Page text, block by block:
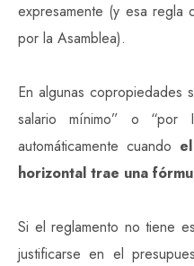
expresamente (y esa regla
por la Asamblea).
En algunas
salario mínimo” o “por
automáticamente cuando
horizontal trae una
Si el reglamento no tiene
justificarse en el